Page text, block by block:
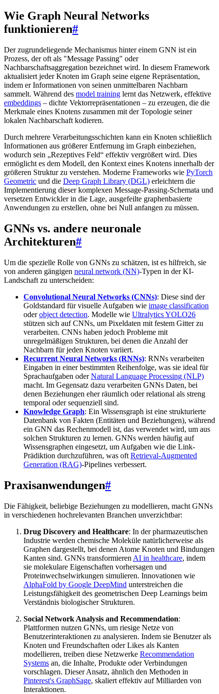
Wie Graph Neural Networks
funktionieren#
Der zugrundeliegende Mechanismus hinter einem GNN ist ein
Prozess, der oft als "Message Passing" oder
Nachbarschaftsaggregation bezeichnet wird. In diesem Framework
aktualisiert jeder Knoten im Graph seine eigene Repräsentation,
indem er Informationen von seinen unmittelbaren Nachbarn
sammelt. Während des model training lernt das Netzwerk, effektive
embeddings – dichte Vektorrepräsentationen – zu erzeugen, die die
Merkmale eines Knotens zusammen mit der Topologie seiner
lokalen Nachbarschaft kodieren.
Durch mehrere Verarbeitungsschichten kann ein Knoten schließlich
Informationen aus größerer Entfernung im Graph einbeziehen,
wodurch sein „Rezeptives Feld“ effektiv vergrößert wird. Dies
ermöglicht es dem Modell, den Kontext eines Knotens innerhalb der
größeren Struktur zu verstehen. Moderne Frameworks wie PyTorch
Geometric und die Deep Graph Library (DGL) erleichtern die
Implementierung dieser komplexen Message-Passing-Schemata und
versetzen Entwickler in die Lage, ausgefeilte graphenbasierte
Anwendungen zu erstellen, ohne bei Null anfangen zu müssen.
GNNs vs. andere neuronale
Architekturen#
Um die spezielle Rolle von GNNs zu schätzen, ist es hilfreich, sie
von anderen gängigen neural network (NN)-Typen in der KI-
Landschaft zu unterscheiden:
Convolutional Neural Networks (CNNs): Diese sind der
Goldstandard für visuelle Aufgaben wie image classification
oderobject detection. Modelle wie Ultralytics YOLO26
stützen sich auf CNNs, um Pixeldaten mit festem Gitter zu
verarbeiten. CNNs haben jedoch Probleme mit
unregelmäßigen Strukturen, bei denen die Anzahl der
Nachbarn für jeden Knoten variiert.
Recurrent Neural Networks (RNNs): RNNs verarbeiten
Eingaben in einer bestimmten Reihenfolge, was sie ideal für
Sprachaufgaben oderNatural Language Processing (NLP)
macht. Im Gegensatz dazu verarbeiten GNNs Daten, bei
denen Beziehungen eher räumlich oder relational als streng
temporal oder sequenziell sind.
Knowledge Graph: Ein Wissensgraph ist eine strukturierte
Datenbank von Fakten (Entitäten und Beziehungen), während
ein GNN das Rechenmodell ist, das verwendet wird, um aus
solchen Strukturen zu lernen. GNNs werden häufig auf
Wissensgraphen eingesetzt, um Aufgaben wie die Link-
Prädiktion durchzuführen, was oft Retrieval-Augmented
Generation (RAG)-Pipelines verbessert.
Praxisanwendungen#
Die Fähigkeit, beliebige Beziehungen zu modellieren, macht GNNs
in verschiedenen hochrelevanten Branchen unverzichtbar:
Drug Discovery and Healthcare: In der pharmazeutischen
Industrie werden chemische Moleküle natürlicherweise als
Graphen dargestellt, bei denen Atome Knoten und Bindungen
Kanten sind. GNNs transformieren AI in healthcare, indem
sie molekulare Eigenschaften vorhersagen und
Proteinwechselwirkungen simulieren. Innovationen wie
AlphaFold by Google DeepMind unterstreichen die
Leistungsfähigkeit des geometrischen Deep Learnings beim
Verständnis biologischer Strukturen.
Social Network Analysis and Recommendation:
Plattformen nutzen GNNs, um riesige Netze von
Benutzerinteraktionen zu analysieren. Indem sie Benutzer als
Knoten und Freundschaften oder Likes als Kanten
modellieren, treiben diese Netzwerke Recommendation
Systems an, die Inhalte, Produkte oder Verbindungen
vorschlagen. Dieser Ansatz, ähnlich den Methoden in
Pinterest's GraphSage, skaliert effektiv auf Milliarden von
Interaktionen.